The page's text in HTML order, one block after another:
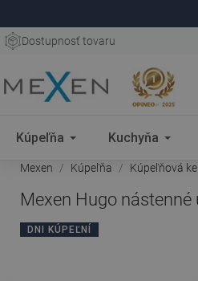
Dostupnosť tovaru
Kúpeľňa Kuchyňa
Mexen Kúpeľňa Kúpeľňová
Mexen Hugo
DNI KÚPEĽNÍ